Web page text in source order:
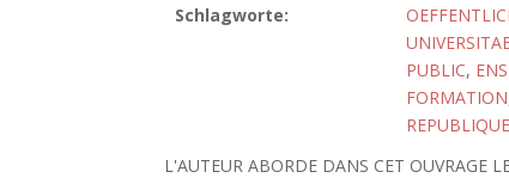
Schlagworte:
PUBLIC,
FORMATION
L'AUTEUR ABORDE DANS CET OUVRAGE